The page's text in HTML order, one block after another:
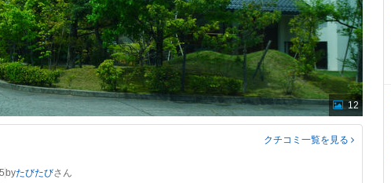
12
クチコミ一覧を見る
byたびたび